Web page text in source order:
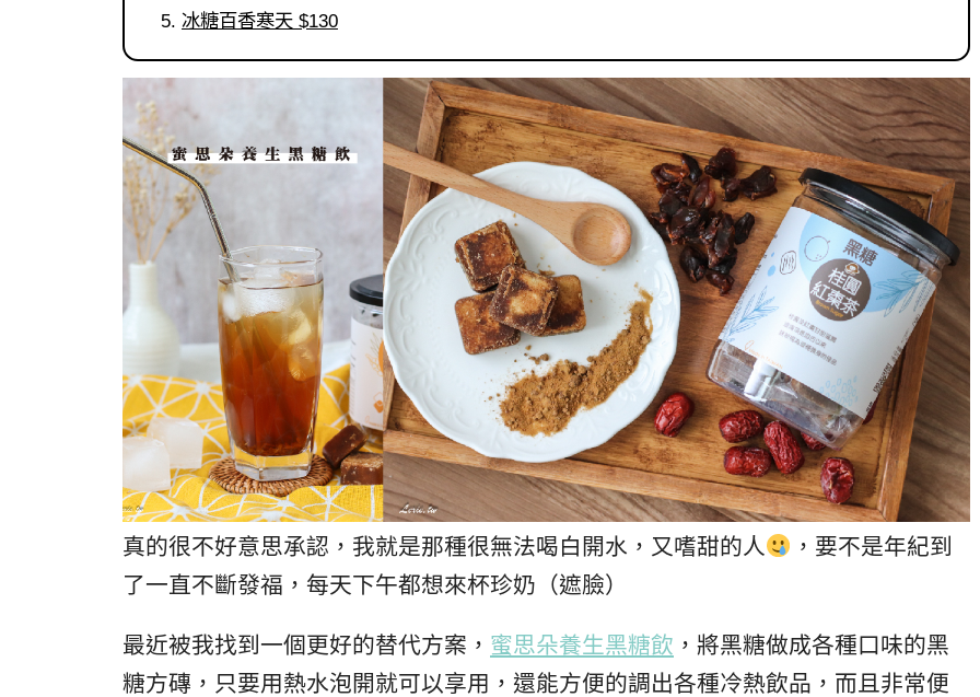
冰糖百香寒天 $130
真的很不好意思承認，我就是那種很無法喝白開水，又嗜甜的人
，要不是年紀到
了一直不斷發福，每天下午都想來杯珍奶（遮臉）
最近被我找到一個更好的替代方案， 蜜思朵養生黑糖飲 ，將黑糖做成各種口味的黑
糖方磚，只要用熱水泡開就可以享用，還能方便的調出各種冷熱飲品，而且非常便